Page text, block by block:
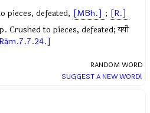
pieces, defeated, [MBh.] ; [R.]
Crushed to pieces, defeated; ययौ
RANDOM WORD
SUGGEST A NEW WORD!